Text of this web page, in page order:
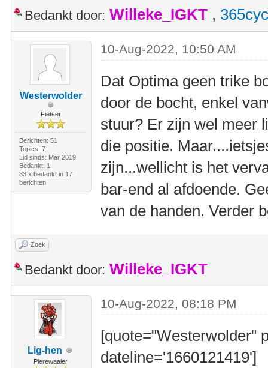
Bedankt door: Willeke_IGKT ,
Westerwolder
Fietser
Berichten: 51
Topics: 7
Lid sinds: Mar 2019
Bedankt: 1
33 x bedankt in 17
berichten
10-Aug-2022, 10:50 AM
Dat Optima geen trike
door de bocht, enkel
stuur? Er zijn wel meer
die positie.
zijn...wellicht is het
bar-end al afdoende.
van de handen. Verder
Zoek
Bedankt door: Willeke_IGKT
Lig-hen
Pierewaaier
10-Aug-2022, 08:18 PM
[quote="Westerwolder"
dateline='1660121419']